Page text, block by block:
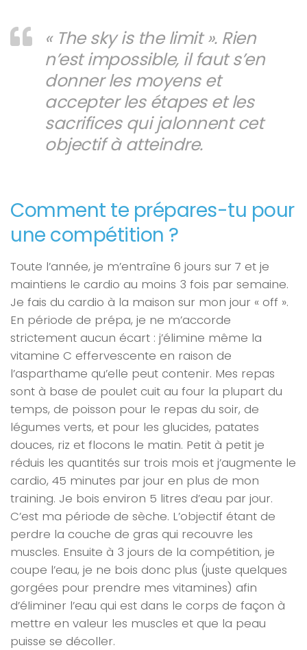
« The sky is the limit ». Rien
n’est impossible, il faut s’en
donner les moyens et
accepter les étapes et les
sacrifices qui jalonnent cet
objectif à atteindre.
Comment te prépares-tu pour
une compétition ?
Toute l’année, je m’entraîne 6 jours sur 7 et je
maintiens le cardio au moins 3 fois par semaine.
Je fais du cardio à la maison sur mon jour « off ».
En période de prépa, je ne m’accorde
strictement aucun écart : j’élimine même la
vitamine C effervescente en raison de
l’asparthame qu’elle peut contenir. Mes repas
sont à base de poulet cuit au four la plupart du
temps, de poisson pour le repas du soir, de
légumes verts, et pour les glucides, patates
douces, riz et flocons le matin. Petit à petit je
réduis les quantités sur trois mois et j’augmente le
cardio, 45 minutes par jour en plus de mon
training. Je bois environ 5 litres d’eau par jour.
C’est ma période de sèche. L’objectif étant de
perdre la couche de gras qui recouvre les
muscles. Ensuite à 3 jours de la compétition, je
coupe l’eau, je ne bois donc plus (juste quelques
gorgées pour prendre mes vitamines) afin
d’éliminer l’eau qui est dans le corps de façon à
mettre en valeur les muscles et que la peau
puisse se décoller.